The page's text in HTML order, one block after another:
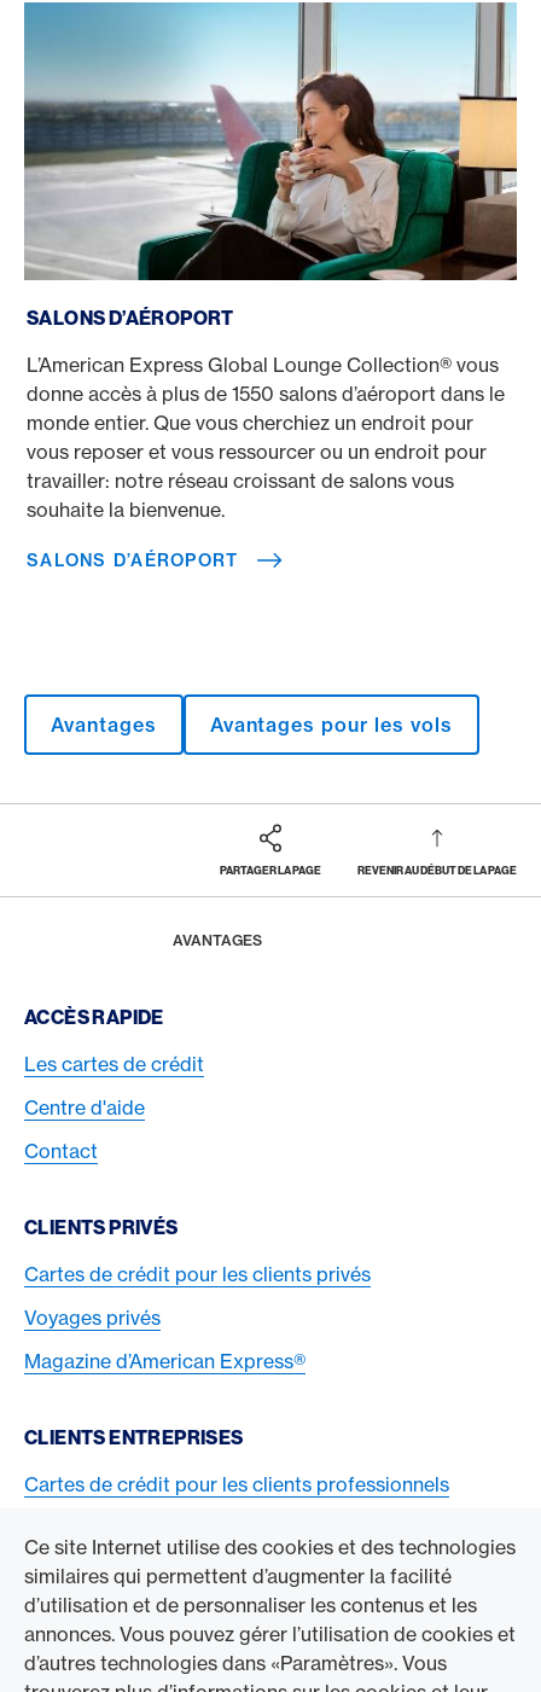
Ce site Internet utilise des cookies et des technologies
similaires qui permettent d’augmenter la facilité
d’utilisation et de personnaliser les contenus et les
annonces. Vous pouvez gérer l’utilisation de cookies et
d’autres technologies dans «Paramètres». Vous
SALONS D’AÉROPORT
L’American Express Global Lounge Collection® vous
donne accès à plus de 1550 salons d’aéroport dans le
monde entier. Que vous cherchiez un endroit pour
vous reposer et vous ressourcer ou un endroit pour
travailler: notre réseau croissant de salons vous
souhaite la bienvenue.
SALONS D’AÉROPORT
Avantages Avantages pour les vols
PARTAGER LA PAGE REVENIR AU DÉBUT DE LA PAGE
Footer
AVANTAGES
Footer Navigation
ACCÈS RAPIDE
Les cartes de crédit
Centre d'aide
Contact
CLIENTS PRIVÉS
Cartes de crédit pour les clients privés
Voyages privés
Magazine d’American Express®
CLIENTS ENTREPRISES
Cartes de crédit pour les clients professionnels
ACCÉDER À L’ENTREPRISE
Swisscard AECS GmbH